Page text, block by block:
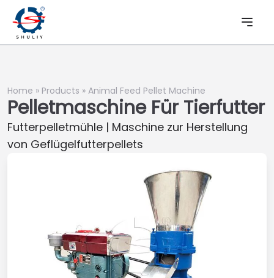
Home » Products » Animal Feed Pellet Machine
Pelletmaschine Für Tierfutter
Futterpelletmühle | Maschine zur Herstellung
von Geflügelfutterpellets